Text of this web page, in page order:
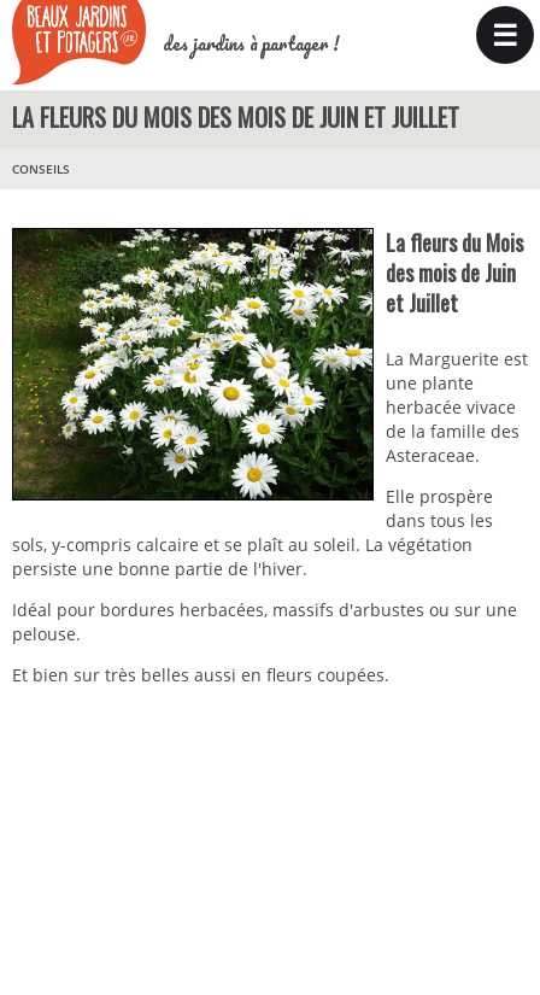
des jardins à partager ! ☰
LA FLEURS DU MOIS DES MOIS DE JUIN ET JUILLET
CONSEILS
La fleurs du Mois
des mois de Juin
et Juillet
La Marguerite est
une plante
herbacée vivace
de la famille des
Asteraceae.
Elle prospère
dans tous les
sols, y-compris calcaire et se plaît au soleil. La végétation
persiste une bonne partie de l'hiver.
Idéal pour bordures herbacées, massifs d'arbustes ou sur une
pelouse.
Et bien sur très belles aussi en fleurs coupées.